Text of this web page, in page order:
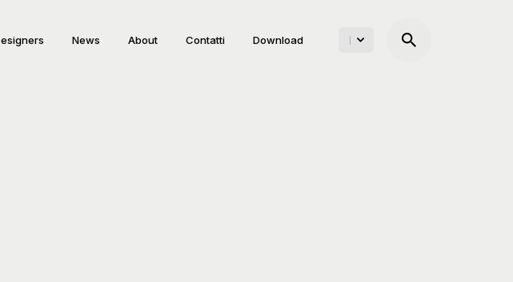
News About Contatti Download